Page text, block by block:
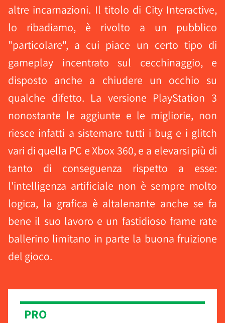
altre incarnazioni. Il titolo di City Interactive,
lo ribadiamo, è rivolto a un pubblico
"particolare", a cui piace un certo tipo di
gameplay incentrato sul cecchinaggio, e
disposto anche a chiudere un occhio su
qualche difetto. La versione PlayStation 3
nonostante le aggiunte e le migliorie, non
riesce infatti a sistemare tutti i bug e i glitch
vari di quella PC e Xbox 360, e a elevarsi più di
tanto di conseguenza rispetto a esse:
l'intelligenza artificiale non è sempre molto
logica, la grafica è altalenante anche se fa
bene il suo lavoro e un fastidioso frame rate
ballerino limitano in parte la buona fruizione
del gioco.
PRO